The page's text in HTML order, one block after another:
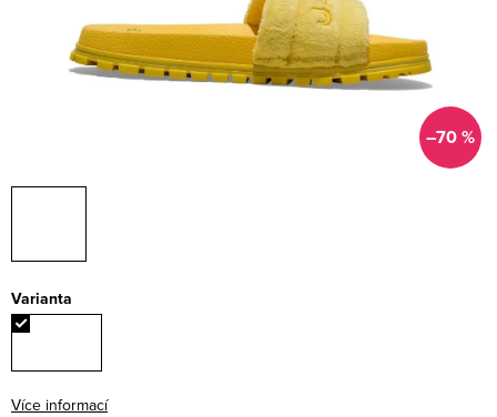
–70 %
Varianta
Více informací